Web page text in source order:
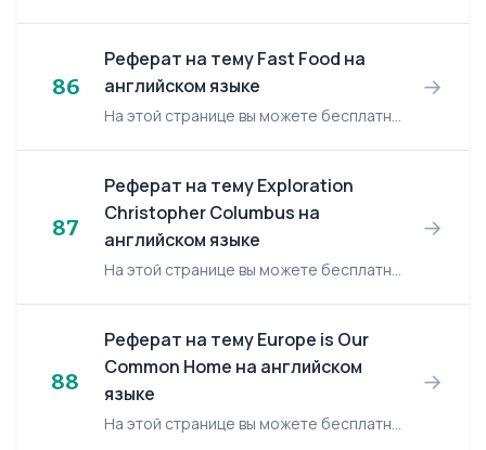
86
Реферат на тему Fast Food на
английском языке
На этой странице вы можете бесплатно читать реферат на английском языке: Fast food. Fast food Have you ever enjoyed a hamburger, sitting on a lawn? May be you're against all these hot dogs...
→
87
Реферат на тему Exploration
Christopher Columbus на
английском языке
На этой странице вы можете бесплатно читать реферат на английском языке: Exploration Christopher Columbus. Exploration Christopher Columbus 300-400 years ago a great deal of the world was...
→
88
Реферат на тему Europe is Our
Common Home на английском
языке
На этой странице вы можете бесплатно читать реферат на английском языке: Europe is our Common Home. Europe is our Common Home Plan. 1. Introduction. 2. Passport. a) A...
→